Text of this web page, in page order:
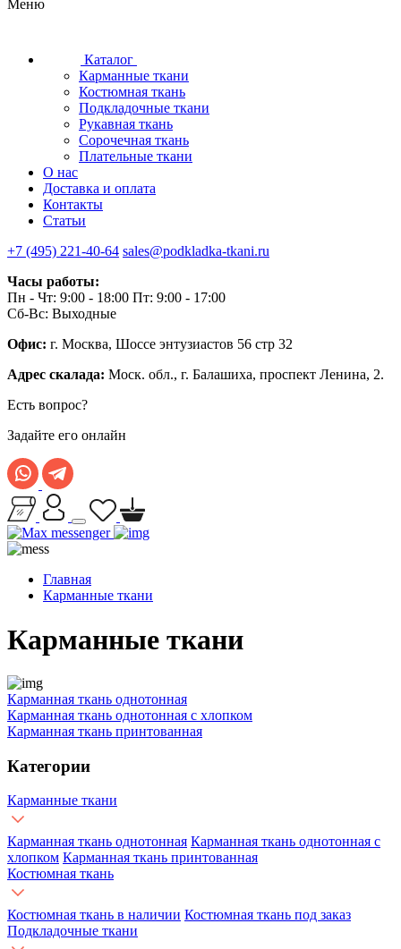
Меню
Каталог
Карманные ткани
Костюмная ткань
Подкладочные ткани
Рукавная ткань
Сорочечная ткань
Плательные ткани
О нас
Доставка и оплата
Контакты
Статьи
+7 (495) 221-40-64 sales@podkladka-tkani.ru
Часы работы:
Пн - Чт: 9:00 - 18:00 Пт: 9:00 - 17:00
Сб-Вс: Выходные
Офис: г. Москва, Шоссе энтузиастов 56 стр 32
Адрес скалада: Моск. обл., г. Балашиха, проспект Ленина, 2.
Есть вопрос?
Задайте его онлайн
Главная
Карманные ткани
Карманные ткани
Карманная ткань однотонная
Карманная ткань однотонная с хлопком
Карманная ткань принтованная
Категории
Карманные ткани
Карманная ткань однотонная Карманная ткань однотонная с
хлопком Карманная ткань принтованная
Костюмная ткань
Костюмная ткань в наличии Костюмная ткань под заказ
Подкладочные ткани